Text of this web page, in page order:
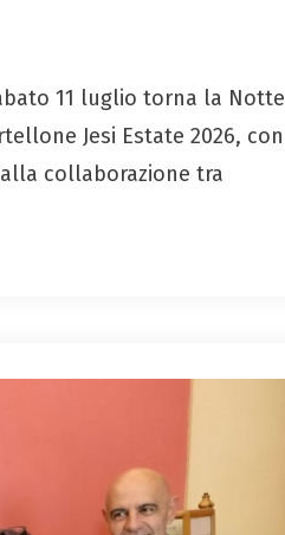
11 luglio torna la Notte
Jesi Estate 2026, con
collaborazione tra